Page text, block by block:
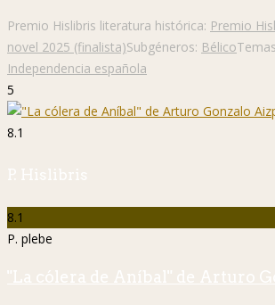
Premio Hislibris literatura histórica: Premio
novel 2025 (finalista)Subgéneros: Bélico
Independencia española
5
8.1
P. Hislibris
8.1
P. plebe
"La cólera de Aníbal" de Arturo